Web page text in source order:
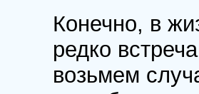
Конечно, в
редко
возьмем